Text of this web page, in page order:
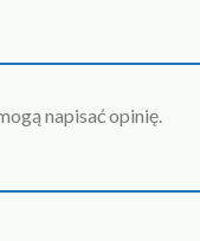
napisać opinię.